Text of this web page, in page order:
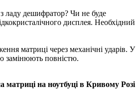
ладу дешифратор? Чи не буде
дисплея. Необхідний
матриці через механічні ударів. У
замінюють повністю.
матриці на ноутбуці в Кривому Розі